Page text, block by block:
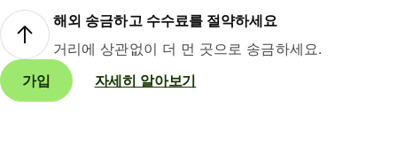
해외 송금하고 수수료를 절약하세요
거리에 상관없이 더 먼 곳으로 송금하세요.
가입
자세히 알아보기